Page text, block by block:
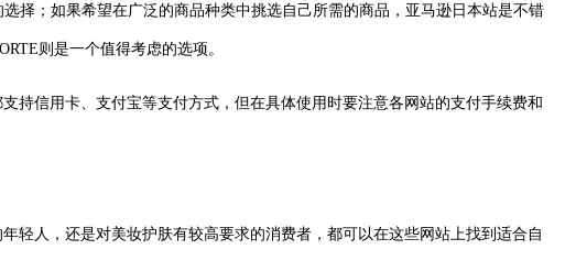
择；如果希望在广泛的商品种类中挑选自己所需的商品，亚马逊日本站是不错
则是一个值得考虑的选项。
持信用卡、支付宝等支付方式，但在具体使用时要注意各网站的支付手续费和
人，还是对美妆护肤有较高要求的消费者，都可以在这些网站上找到适合自